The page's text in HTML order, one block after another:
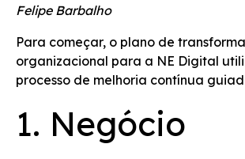
Felipe Barbalho
Para começar, o plano de
organizacional para a NE Digital
processo de melhoria contínua
1. Negócio